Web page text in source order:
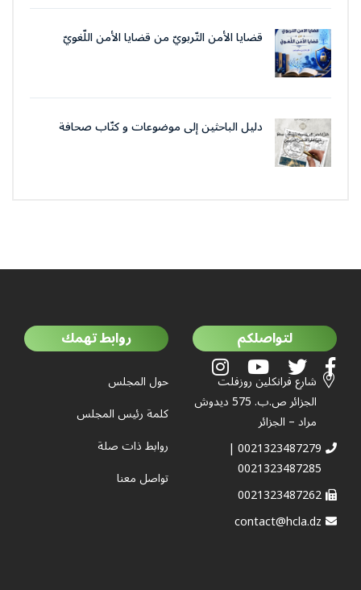
قضايا الأمن التّربويّ من قضايا الأمن اللّغويّ
دليل الباحثين إلى موضوعات و كتّاب صحافة
لتواصلكم
شارع فرانكلين روزفلت
الجزائر ص.ب. 575 ديدوش
مراد – الجزائر
0021323487279 |
0021323487285
0021323487262
contact@hcla.dz
روابط تهمك
حول المجلس
كلمة رئيس المجلس
روابط ذات صلة
تواصل معنا